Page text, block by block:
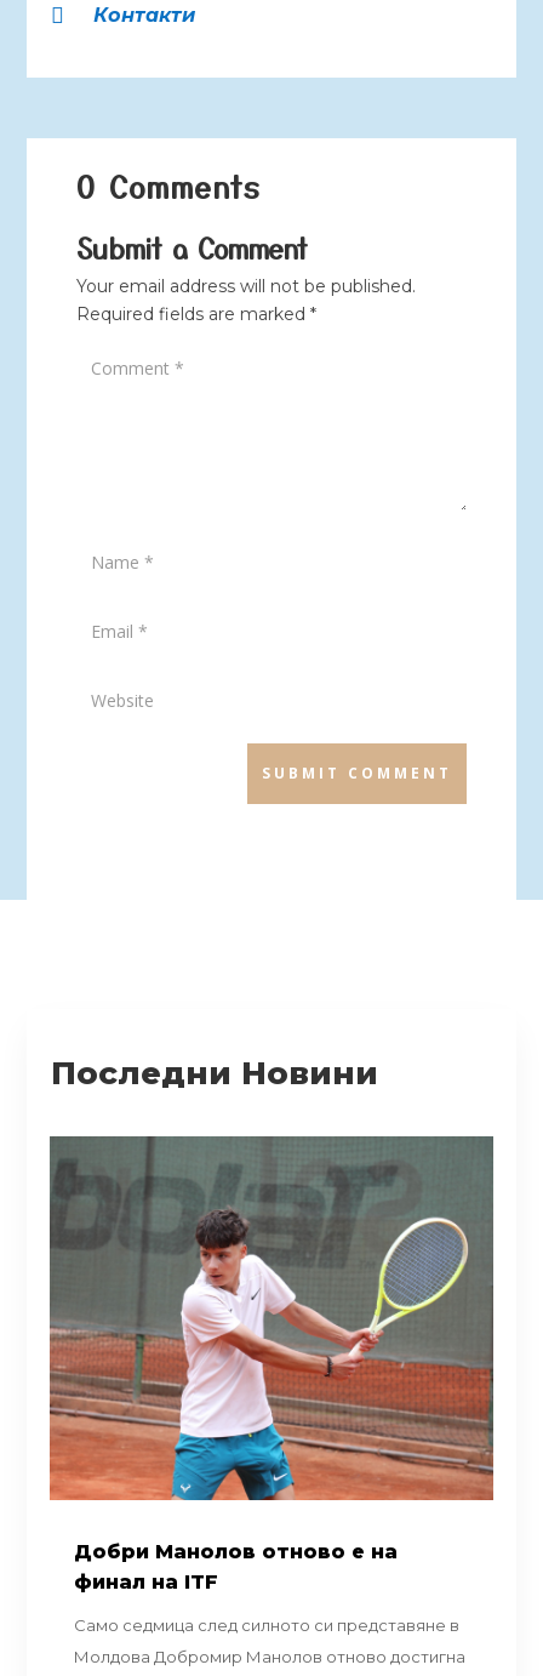

Контакти
0 Comments
Submit a Comment
Your email address will not be published.
Required fields are marked *
SUBMIT COMMENT
Последни Новини
Добри Манолов отново е на
финал на ITF
Само седмица след силното си представяне в
Молдова Добромир Манолов отново достигна